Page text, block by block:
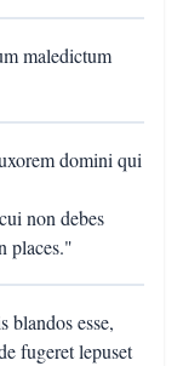
maledictum
domini qui
non debes
places."
esse,
fugeret lepuset